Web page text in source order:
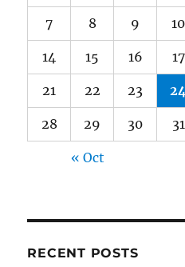
7 8 9 10
14 15 16 17
21 22 23
28 29 30 31
« Oct
RECENT POSTS